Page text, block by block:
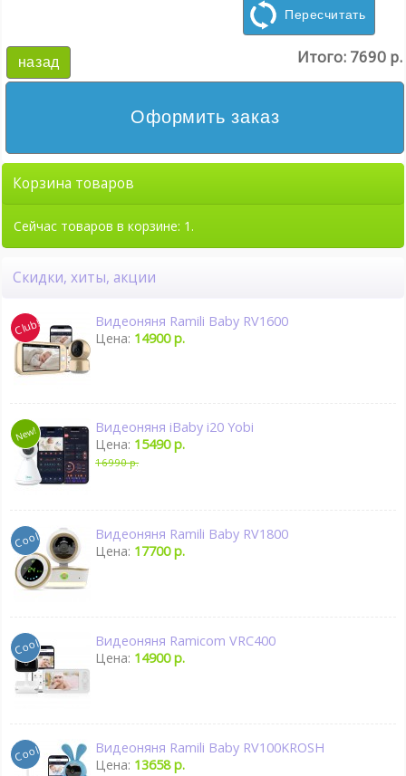
Пересчитать
назад Итого: 7690 р.
Оформить заказ
Корзина товаров
Сейчас товаров в корзине: 1.
Скидки, хиты, акции
Видеоняня Ramili Baby RV1600
Цена: 14900 р.
Видеоняня iBaby i20 Yobi
Цена: 15490 р.
16990 р.
Видеоняня Ramili Baby RV1800
Цена: 17700 р.
Видеоняня Ramicom VRC400
Цена: 14900 р.
Видеоняня Ramili Baby RV100KROSH
Цена: 13658 р.